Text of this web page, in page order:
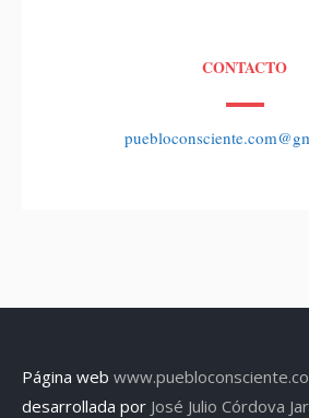
CONTACTO
Página web
desarrollada por José Julio Córdova